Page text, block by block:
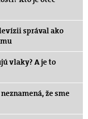
správal ako
vlaky? A je to
že sme